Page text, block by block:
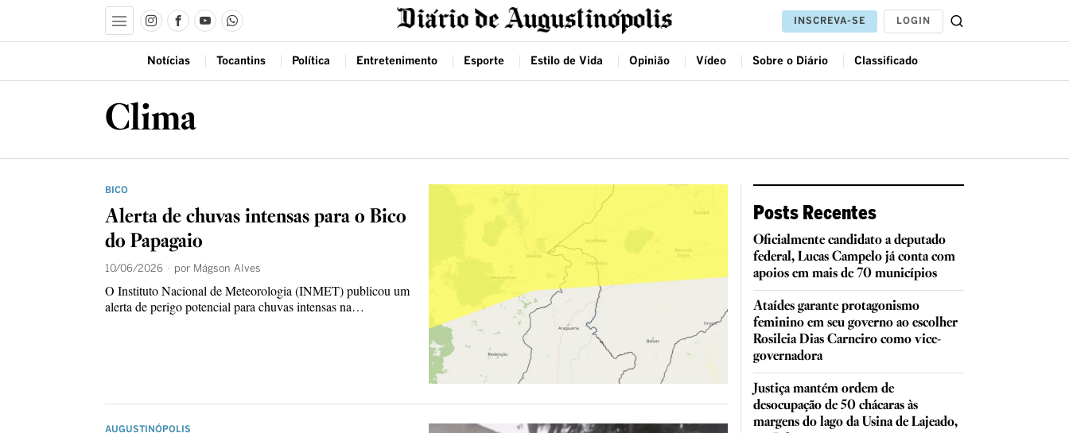
INSCREVA-SE LOGIN
Notícias Tocantins Política Entretenimento Esporte Estilo de Vida Opinião Vídeo Sobre o Diário Classificado
Clima
BICO
Alerta de chuvas intensas para o Bico
do Papagaio
10/06/2026 por Mágson Alves
O Instituto Nacional de Meteorologia (INMET) publicou um
alerta de perigo potencial para chuvas intensas na…
AUGUSTINÓPOLIS
Posts Recentes
Oficialmente candidato a deputado
federal, Lucas Campelo já conta com
apoios em mais de 70 municípios
Ataídes garante protagonismo
feminino em seu governo ao escolher
Rosileia Dias Carneiro como vice-
governadora
Justiça mantém ordem de
desocupação de 50 chácaras às
margens do lago da Usina de Lajeado,